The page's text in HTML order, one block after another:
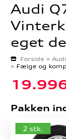
Audi
eget
Forside »
» Fælge og
Pakken
2 stk.